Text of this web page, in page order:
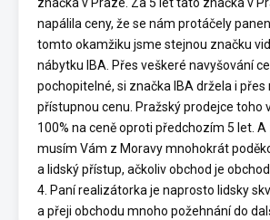
napálila ceny, že se nám protáčely
tomto okamžiku jsme stejnou značku
nábytku IBA. Přes veškeré navyšování
pochopitelné, si značka IBA držela i přes
přístupnou cenu. Pražský prodejce toho
100% na ceně oproti předchozím 5 let.
musím Vám z Moravy mnohokrát
a lidský přístup, ačkoliv obchod je
4. Paní realizátorka je naprosto lidsky
a přeji obchodu mnoho požehnání do